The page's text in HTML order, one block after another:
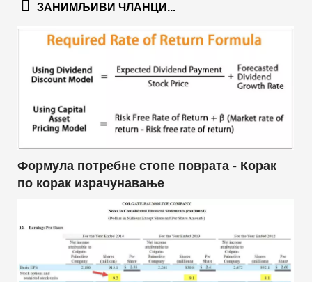
ЗАНИМЉИВИ ЧЛАНЦИ...
Формула потребне стопе поврата - Корак
по корак израчунавање